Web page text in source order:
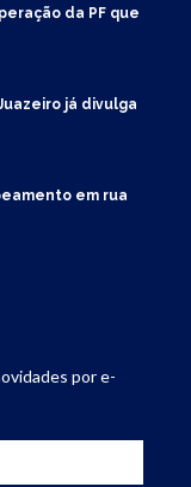
da PF que
já divulga
em rua
por e-